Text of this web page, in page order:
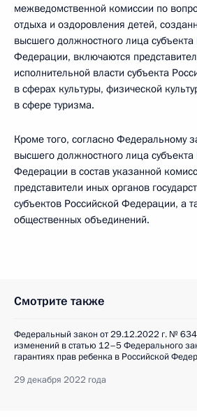
межведомственной комиссии по
отдыха и оздоровления детей,
высшего должностного лица субъекта
Федерации, включаются
исполнительной власти субъекта
в сферах культуры, физической
в сфере туризма.
Кроме того, согласно Федеральному
высшего должностного лица субъекта
Федерации в состав указанной
представители иных органов
субъектов Российской Федерации, а
общественных объединений.
Смотрите также
Федеральный закон от 29.12.2022 г. №
изменений в статью 12–5 Федерального
гарантиях прав ребенка в Российской
29 декабря 2022 года